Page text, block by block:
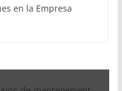
en la Empresa